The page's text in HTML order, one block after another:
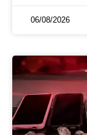
06/08/2026